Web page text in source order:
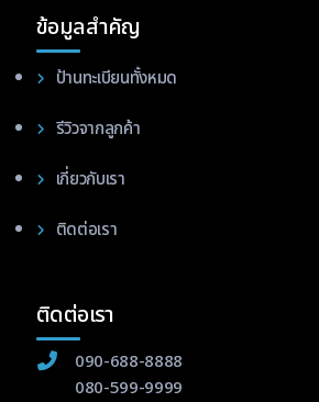
ข้อมูลสำคัญ
ป้านทะเบียนทั้งหมด
รีวิวจากลูกค้า
เกี่ยวกับเรา
ติดต่อเรา
ติดต่อเรา
090-688-8888
080-599-9999